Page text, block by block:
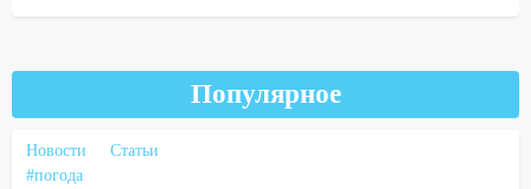
и проводят новое освещение
16:35 В Ульяновске установили ещё
девять бункеров для крупногабаритного
мусора
Популярное
Новости
Статьи
#погода